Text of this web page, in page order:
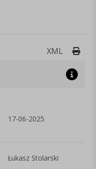
XML
17-06-2025
Łukasz Stolarski